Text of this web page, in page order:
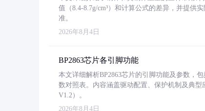
值（8.4-8.7g/cm³）和计算公式的差异，并提供
准。
2026年8月4日
BP2863芯片各引脚功能
本文详细解析BP2863芯片的引脚功能及参数，
数对照表。内容涵盖驱动配置、保护机制及典
V1.2）。
2026年8月4日